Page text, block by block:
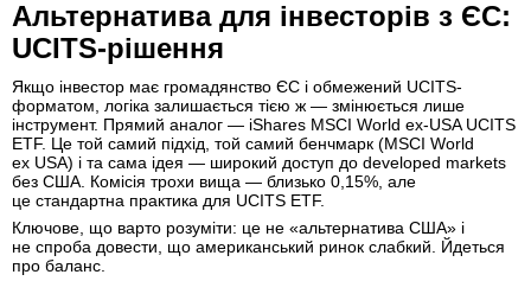
Альтернатива для інвесторів з ЄС:
UCITS-рішення
Якщо інвестор має громадянство ЄС і обмежений UCITS-
форматом, логіка залишається тією ж — змінюється лише
інструмент. Прямий аналог — iShares MSCI World ex-USA UCITS
ETF. Це той самий підхід, той самий бенчмарк (MSCI World
ex USA) і та сама ідея — широкий доступ до developed markets
без США. Комісія трохи вища — близько 0,15%, але
це стандартна практика для UCITS ETF.
Ключове, що варто розуміти: це не «альтернатива США» і
не спроба довести, що американський ринок слабкий. Йдеться
про баланс.